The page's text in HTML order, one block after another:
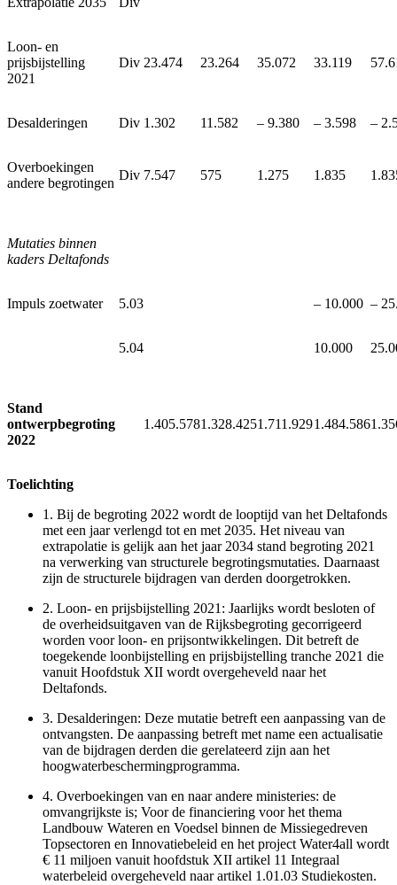
Loon- en
prijsbijstelling
2021
Div 23.474 23.264 35.072 33.119
Desalderingen Div 1.302 11.582 ‒ 9.380 ‒ 3.598 ‒
Overboekingen
andere begrotingen
Div 7.547 575 1.275 1.835
Mutaties binnen
kaders Deltafonds
Impuls zoetwater 5.03 ‒ 10.000 ‒
5.04 10.000
Stand
ontwerpbegroting
2022
1.405.5781.328.4251.711.9291.484.586
Toelichting
1. Bij de begroting 2022 wordt de looptijd van het Deltafonds
met een jaar verlengd tot en met 2035. Het niveau van
extrapolatie is gelijk aan het jaar 2034 stand begroting 2021
na verwerking van structurele begrotingsmutaties. Daarnaast
zijn de structurele bijdragen van derden doorgetrokken.
2. Loon- en prijsbijstelling 2021: Jaarlijks wordt besloten of
de overheidsuitgaven van de Rijksbegroting gecorrigeerd
worden voor loon- en prijsontwikkelingen. Dit betreft de
toegekende loonbijstelling en prijsbijstelling tranche 2021 die
vanuit Hoofdstuk XII wordt overgeheveld naar het
Deltafonds.
3. Desalderingen: Deze mutatie betreft een aanpassing van de
ontvangsten. De aanpassing betreft met name een actualisatie
van de bijdragen derden die gerelateerd zijn aan het
hoogwaterbeschermingprogramma.
4. Overboekingen van en naar andere ministeries: de
omvangrijkste is; Voor de financiering voor het thema
Landbouw Wateren en Voedsel binnen de Missiegedreven
Topsectoren en Innovatiebeleid en het project Water4all wordt
€ 11 miljoen vanuit hoofdstuk XII artikel 11 Integraal
waterbeleid overgeheveld naar artikel 1.01.03 Studiekosten.